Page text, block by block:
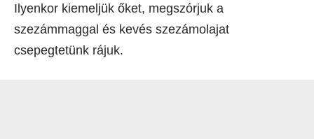
Ilyenkor kiemeljük őket, megszórjuk a
szezámmaggal és kevés szezámolajat
csepegtetünk rájuk.